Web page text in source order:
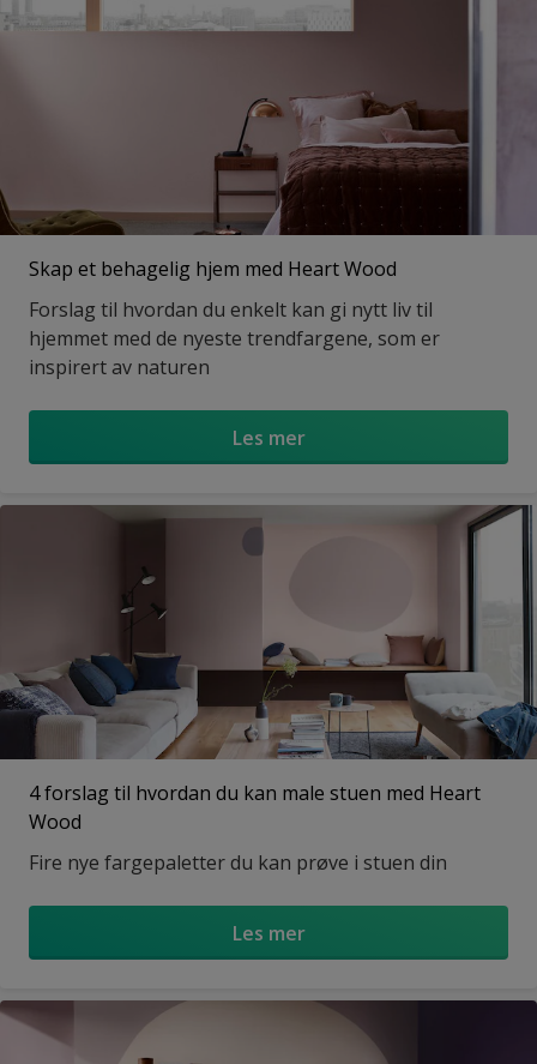
Skap et behagelig hjem med Heart Wood
Forslag til hvordan du enkelt kan gi nytt liv til
hjemmet med de nyeste trendfargene, som er
inspirert av naturen
Les mer
4 forslag til hvordan du kan male stuen med Heart
Wood
Fire nye fargepaletter du kan prøve i stuen din
Les mer